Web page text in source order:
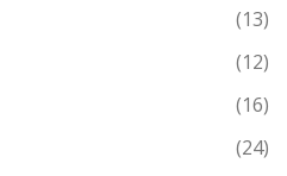
(13)
(12)
(16)
(24)